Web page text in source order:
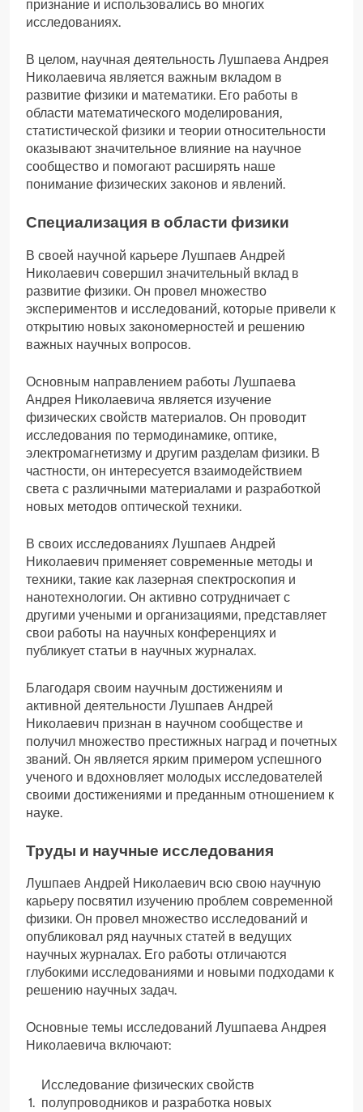
признание и использовались во многих
исследованиях.
В целом, научная деятельность Лушпаева Андрея
Николаевича является важным вкладом в
развитие физики и математики. Его работы в
области математического моделирования,
статистической физики и теории относительности
оказывают значительное влияние на научное
сообщество и помогают расширять наше
понимание физических законов и явлений.
Специализация в области физики
В своей научной карьере Лушпаев Андрей
Николаевич совершил значительный вклад в
развитие физики. Он провел множество
экспериментов и исследований, которые привели к
открытию новых закономерностей и решению
важных научных вопросов.
Основным направлением работы Лушпаева
Андрея Николаевича является изучение
физических свойств материалов. Он проводит
исследования по термодинамике, оптике,
электромагнетизму и другим разделам физики. В
частности, он интересуется взаимодействием
света с различными материалами и разработкой
новых методов оптической техники.
В своих исследованиях Лушпаев Андрей
Николаевич применяет современные методы и
техники, такие как лазерная спектроскопия и
нанотехнологии. Он активно сотрудничает с
другими учеными и организациями, представляет
свои работы на научных конференциях и
публикует статьи в научных журналах.
Благодаря своим научным достижениям и
активной деятельности Лушпаев Андрей
Николаевич признан в научном сообществе и
получил множество престижных наград и почетных
званий. Он является ярким примером успешного
ученого и вдохновляет молодых исследователей
своими достижениями и преданным отношением к
науке.
Труды и научные исследования
Лушпаев Андрей Николаевич всю свою научную
карьеру посвятил изучению проблем современной
физики. Он провел множество исследований и
опубликовал ряд научных статей в ведущих
научных журналах. Его работы отличаются
глубокими исследованиями и новыми подходами к
решению научных задач.
Основные темы исследований Лушпаева Андрея
Николаевича включают:
1.
Исследование физических свойств
полупроводников и разработка новых